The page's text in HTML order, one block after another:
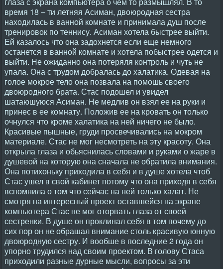
время 18 – ти летняя Асиман, двоюродная сестра
находилась в ванной комнате и принимала душ после
тренировок по теннису. Асиман хотела быстрее выйти.
Ей казалось что она задохнется если еще немного
останется в ванной комнате и хотела побыстрее одется и
выйти. Не ожиданно она потеряля контроль и чуть не
упала. Она с трудом добралась до халатика. Одевая на
голое мокрое тело она позвала на помошь своего
двоюродного брата. Стас подошел и увидел
шатаюшуюся Асиман. Не медлив он взял ее на руки и
принес в ее комнату. Положив ее на кровать он только
очнулся что кроме халатика на ней ничего не было.
Красивые пышные, груди просвечивались на мокром
материале. Стас не мог несмотреть на эту красоту. Она
открыла глаза и обьяснилась словами и руками о жаре в
душевой на которую она сначала не обратила внимания.
Она потихоньку приходила в себя и в душе хотела чтоб
Стас ушел в свой кабинет потому что она приходя в себя
вспомнила о том что сейчас на ней только халат. Не
смотря на интересный проект оставшейся на экране
компьютера Стас не мог оторвать глаза от своей
сестренки. В душе он проклинал себя в том почему до
сих пор он не обрашал внимание столь красивую юнную
двоюродную сестру. И вообше в последние 2 года он
упорно трудился над своим проектом. В голову Стаса
приходили разные дурные мысли, вопросы за эти